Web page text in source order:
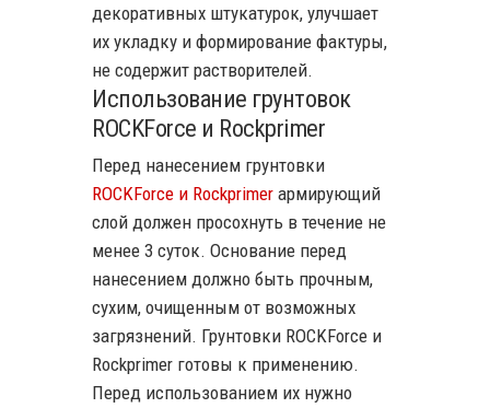
декоративных штукатурок, улучшает
их укладку и формирование фактуры,
не содержит растворителей.
Использование грунтовок
ROCKForce и Rockprimer
Перед нанесением грунтовки
ROCKForce и Rockprimer армирующий
слой должен просохнуть в течение не
менее 3 суток. Основание перед
нанесением должно быть прочным,
сухим, очищенным от возможных
загрязнений. Грунтовки ROCKForce и
Rockprimer готовы к применению.
Перед использованием их нужно